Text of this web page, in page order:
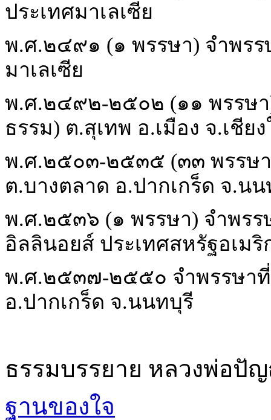
ประเทศมาเลเซีย
พ.ศ.๒๔๙๑ (๑ พรรษา) จำพรร
มาเลเซีย
พ.ศ.๒๔๙๒-๒๕๐๒ (๑๑ พรรษ
ธรรม) ต.สุเทพ อ.เมือง จ.เชีย
พ.ศ.๒๕๐๓-๒๕๓๕ (๓๓ พรรษ
ต.บางตลาด อ.ปากเกร็ด จ.น
พ.ศ.๒๕๓๖ (๑ พรรษา) จำพรร
อิลลินอยส์ ประเทศสหรัฐอเมริ
พ.ศ.๒๕๓๗-๒๕๕๐ จำพรรษา
อ.ปากเกร็ด จ.นนทบุรี
ธรรมบรรยาย หลวงพ่อปั
ฐานของใจ